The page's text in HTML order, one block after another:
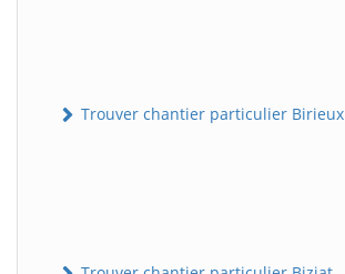
Trouver chantier particulier Birieux